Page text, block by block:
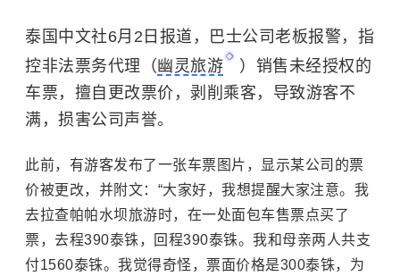
泰国中文社6月2日报道，巴士公司老板报警，指
控非法票务代理（幽灵旅游
）销售未经授权的
车票，擅自更改票价，剥削乘客，导致游客不
满，损害公司声誉。
此前，有游客发布了一张车票图片，显示某公司的票
价被更改，并附文：“大家好，我想提醒大家注意。我
去拉查帕帕水坝旅游时，在一处面包车售票点买了
票，去程390泰铢，回程390泰铢。我和母亲两人共支
付1560泰铢。我觉得奇怪，票面价格是300泰铢，为